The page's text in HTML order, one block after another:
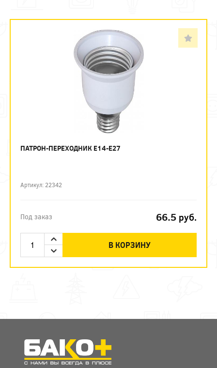
ПАТРОН-ПЕРЕХОДНИК Е14-Е27
Артикул: 22342
Под заказ 66.5 руб.
В КОРЗИНУ